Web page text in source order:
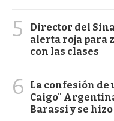
5
Director del
alerta roja para
con las clases
6
La confesión de
Caigo"
Barassi y se